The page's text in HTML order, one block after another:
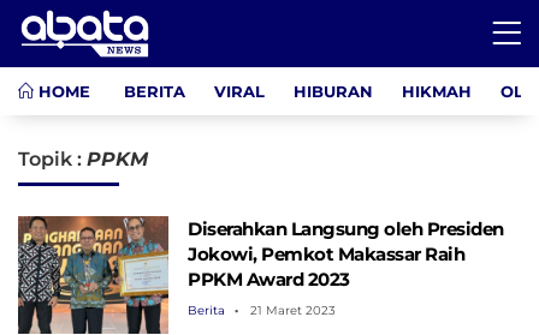
HOME BERITA VIRAL HIBURAN HIKMAH
Topik : PPKM
Diserahkan Langsung oleh Presiden
Jokowi, Pemkot Makassar Raih
PPKM Award 2023
Berita 21 Maret 2023